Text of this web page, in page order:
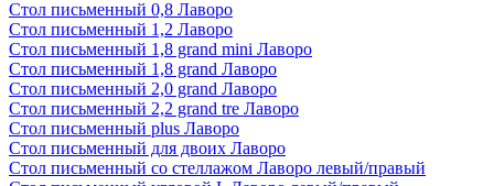
Стол письменный 0,8 Лаворо
Стол письменный 1,2 Лаворо
Стол письменный 1,8 grand mini Лаворо
Стол письменный 1,8 grand Лаворо
Стол письменный 2,0 grand Лаворо
Стол письменный 2,2 grand tre Лаворо
Стол письменный plus Лаворо
Стол письменный для двоих Лаворо
Стол письменный со стеллажом Лаворо левый/правый